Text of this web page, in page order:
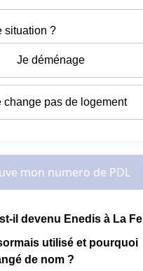
il devenu Enedis à La
utilisé et pourquoi
de nom ?